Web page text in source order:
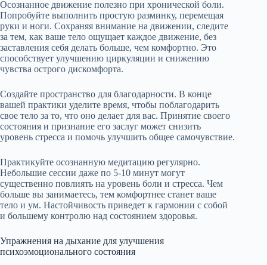
Осознанное движение полезно при хронической боли.
Попробуйте выполнить простую разминку, перемещая
руки и ноги. Сохраняя внимание на движении, следите
за тем, как ваше тело ощущает каждое движение, без
заставления себя делать больше, чем комфортно. Это
способствует улучшению циркуляции и снижению
чувства острого дискомфорта.
Создайте пространство для благодарности. В конце
вашей практики уделите время, чтобы поблагодарить
свое тело за то, что оно делает для вас. Принятие своего
состояния и признание его заслуг может снизить
уровень стресса и помочь улучшить общее самочувствие.
Практикуйте осознанную медитацию регулярно.
Небольшие сессии даже по 5-10 минут могут
существенно повлиять на уровень боли и стресса. Чем
больше вы занимаетесь, тем комфортнее станет ваше
тело и ум. Настойчивость приведет к гармонии с собой
и большему контролю над состоянием здоровья.
Упражнения на дыхание для улучшения
психоэмоционального состояния